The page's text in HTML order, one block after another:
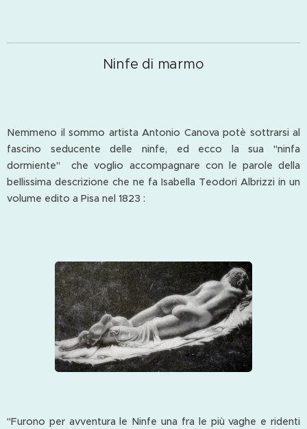
Ninfe di marmo
Nemmeno il sommo artista Antonio Canova potè sottrarsi al
fascino seducente delle ninfe, ed ecco la sua "ninfa
dormiente" che voglio accompagnare con le parole della
bellissima descrizione che ne fa Isabella Teodori Albrizzi in un
volume edito a Pisa nel 1823 :
"Furono per avventura le Ninfe una fra le più vaghe e ridenti